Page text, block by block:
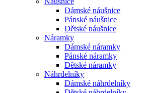
Dámské náušnice
Pánské náušnice
Dětské náušnice
Náramky
Dámské náramky
Pánské náramky
Dětské náramky
Náhrdelníky
Dámské náhrdelníky